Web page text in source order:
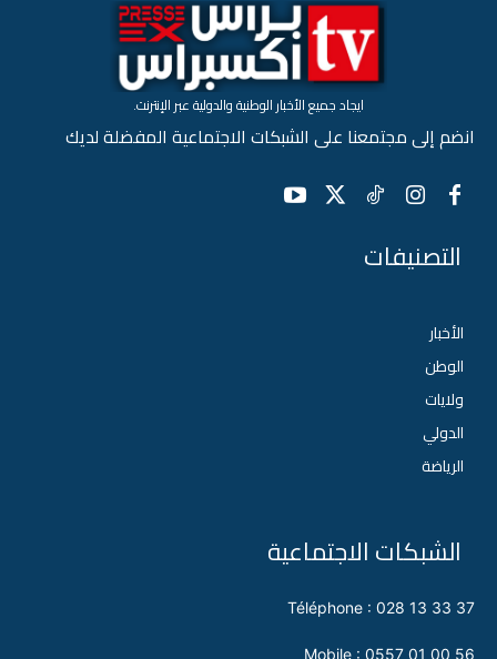
الشبكات الاجتماعية
Téléphone : 028 13 33 37
Mobile : 0557 01 00 56
التصنيفات
الأخبار
الوطن
ولايات
الدولي
الرياضة
ايجاد جميع الأخبار الوطنية والدولية عبر الإنترنت.
انضم إلى مجتمعنا على الشبكات الاجتماعية المفضلة لديك